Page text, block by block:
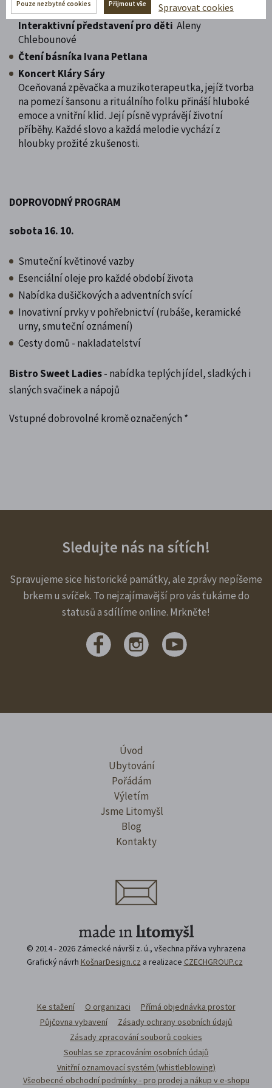
otázky citlivě, pravdivě a přiměřeně jejich věku.
Interaktivní představení pro děti Aleny
Chlebounové
Čtení básníka Ivana Petlana
Koncert Kláry Sáry
Oceňovaná zpěvačka a muzikoterapeutka, jejíž tvorba
na pomezí šansonu a rituálního folku přináší hluboké
emoce a vnitřní klid. Její písně vyprávějí životní
příběhy. Každé slovo a každá melodie vychází z
hloubky prožité zkušenosti.
DOPROVODNÝ PROGRAM
sobota 16. 10.
Smuteční květinové vazby
Esenciální oleje pro každé období života
Nabídka dušičkových a adventních svící
Inovativní prvky v pohřebnictví (rubáše, keramické
urny, smuteční oznámení)
Cesty domů - nakladatelství
Bistro Sweet Ladies- nabídka teplých jídel, sladkých i
slaných svačinek a nápojů
Vstupné dobrovolné kromě označených *
Sledujte nás na sítích!
Spravujeme sice historické památky, ale zprávy nepíšeme
brkem u svíček. To nejzajímavější pro vás ťukáme do
statusů a sdílíme online. Mrkněte!
Úvod
Ubytování
Pořádám
Výletím
Jsme Litomyšl
Blog
Kontakty
© 2014 - 2026 Zámecké návrší z. ú., všechna přáva vyhrazena
Grafický návrh KošnarDesign.cz a realizace CZECHGROUP.cz
Ke stažení O organizaci
Přímá objednávka prostor
Půjčovna vybavení
Zásady ochrany osobních údajů
Zásady zpracování souborů cookies
Souhlas se zpracováním osobních údajů
Vnitřní oznamovací systém (whistleblowing)
Všeobecné obchodní podmínky - pro prodej a nákup v e-shopu
Pouze nezbytné cookies Přijmout vše Spravovat cookies